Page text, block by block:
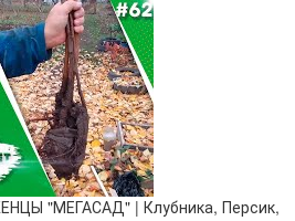
"МЕГАСАД" | Клубника, Персик,